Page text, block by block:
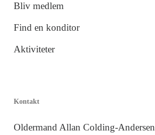
Bliv medlem
Find en konditor
Aktiviteter
Kontakt
Oldermand Allan Colding-Andersen